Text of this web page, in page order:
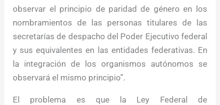
observar el principio de paridad de género en los
nombramientos de las personas titulares de las
secretarías de despacho del Poder Ejecutivo federal
y sus equivalentes en las entidades federativas. En
la integración de los organismos autónomos se
observará el mismo principio”.
El problema es que la Ley Federal de